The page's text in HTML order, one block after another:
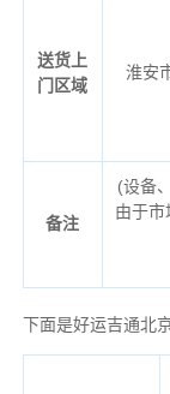
送货上
门区域
淮安
备注
(设备
由于
下面是好运吉通北